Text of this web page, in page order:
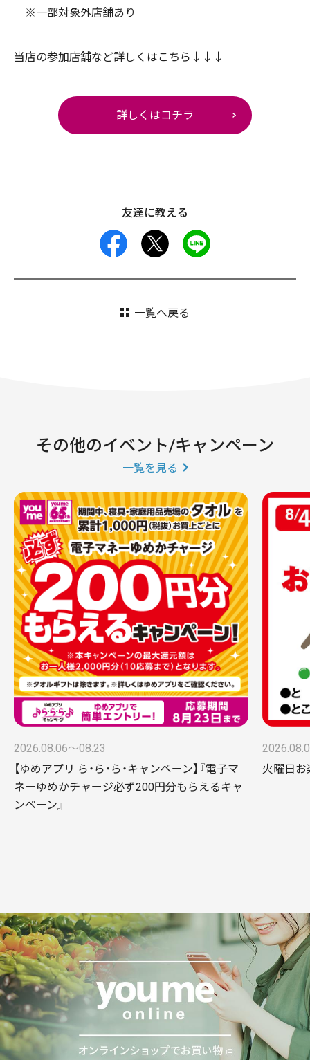
※一部対象外店舗あり
当店の参加店舗など詳しくはこちら↓↓↓
詳しくはコチラ
友達に教える
facebook
一覧へ戻る
その他のイベント/キャンペーン
一覧を見る
2026.08.06〜08.23
【ゆめアプリ ら・ら・ら・キャンペーン】『電子マ
ネーゆめかチャージ必ず200円分もらえるキャ
ンペーン』
火曜日お